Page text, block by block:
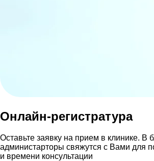
Онлайн-регистратура
Оставьте заявку на прием в клинике.
администарторы свяжутся с Вами для
и времени консультации